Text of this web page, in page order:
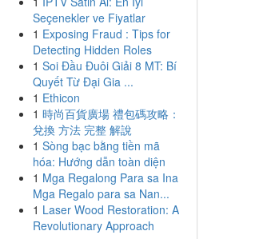
Seçenekler ve Fiyatlar
1 Exposing Fraud : Tips for
Detecting Hidden Roles
1 Soi Đầu Đuôi Giải 8 MT: Bí
Quyết Từ Đại Gia ...
1 Ethicon
1 時尚百貨廣場 禮包碼攻略：
兌換 方法 完整 解說
1 Sòng bạc bằng tiền mã
hóa: Hướng dẫn toàn diện
1 Mga Regalong Para sa Ina
Mga Regalo para sa Nan...
1 Laser Wood Restoration: A
Revolutionary Approach